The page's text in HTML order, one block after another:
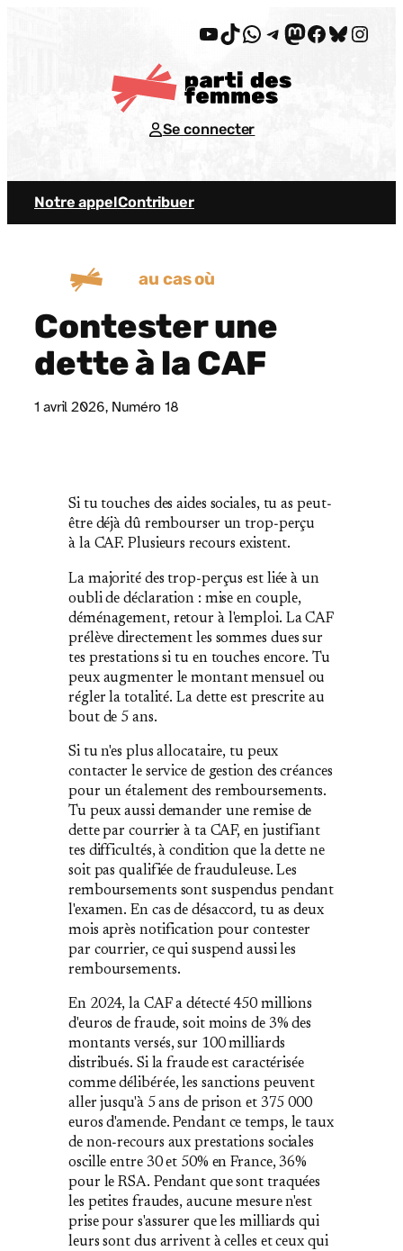
YouTube
TikTok
WhatsApp
Telegram
Mastodon
Facebook
Bluesky
Se connecter
Notre appelContribuer
au cas où
Contester une
dette à la CAF
1 avril 2026, Numéro 18
Si tu touches des aides sociales, tu as peut‐
être déjà dû rembourser un trop‐perçu
à la CAF. Plusieurs recours existent.
La majorité des trop‐perçus est liée à un
oubli de déclaration : mise en couple,
déménagement, retour à l'emploi. La CAF
prélève directement les sommes dues sur
tes prestations si tu en touches encore. Tu
peux augmenter le montant mensuel ou
régler la totalité. La dette est prescrite au
bout de 5 ans.
Si tu n'es plus allocataire, tu peux
contacter le service de gestion des créances
pour un étalement des remboursements.
Tu peux aussi demander une remise de
dette par courrier à ta CAF, en justifiant
tes difficultés, à condition que la dette ne
soit pas qualifiée de frauduleuse. Les
remboursements sont suspendus pendant
l'examen. En cas de désaccord, tu as deux
mois après notification pour contester
par courrier, ce qui suspend aussi les
remboursements.
En 2024, la CAF a détecté 450 millions
d'euros de fraude, soit moins de 3% des
montants versés, sur 100 milliards
distribués. Si la fraude est caractérisée
comme délibérée, les sanctions peuvent
aller jusqu'à 5 ans de prison et 375 000
euros d'amende. Pendant ce temps, le taux
de non‐recours aux prestations sociales
oscille entre 30 et 50% en France, 36%
pour le RSA. Pendant que sont traquées
les petites fraudes, aucune mesure n'est
prise pour s'assurer que les milliards qui
leurs sont dus arrivent à celles et ceux qui